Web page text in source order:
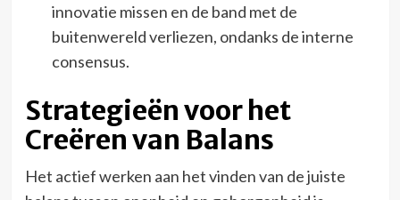
innovatie missen en de band met de
buitenwereld verliezen, ondanks de interne
consensus.
Strategieën voor het
Creëren van Balans
Het actief werken aan het vinden van de juiste